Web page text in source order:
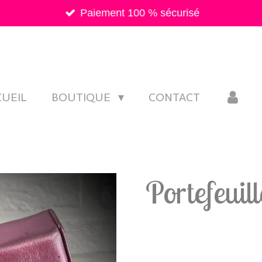
Paiement 100 % sécurisé
BOUTIQUE CONTACT